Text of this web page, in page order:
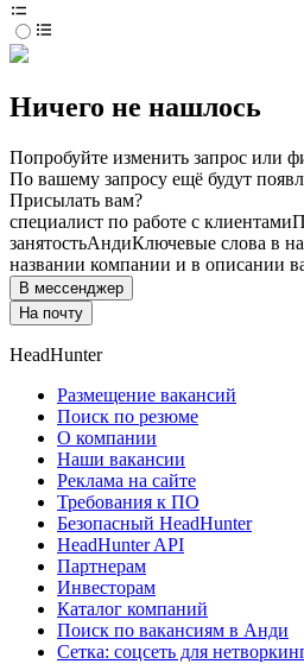
Ничего не нашлось
Попробуйте изменить запрос или
По вашему запросу ещё будут
Присылать вам?
специалист по работе с клиентами
занятостьАндиКлючевые слова в
названии компании и в описании
В мессенджер
На почту
HeadHunter
Размещение вакансий
Поиск по резюме
О компании
Наши вакансии
Реклама на сайте
Требования к ПО
Безопасный HeadHunter
HeadHunter API
Партнерам
Инвесторам
Каталог компаний
Поиск по вакансиям в Анди
Сетка: соцсеть для